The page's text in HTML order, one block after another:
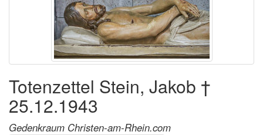
Totenzettel Stein, Jakob †
25.12.1943
Gedenkraum Christen-am-Rhein.com